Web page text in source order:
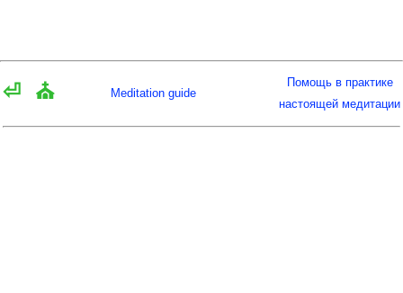
⏎ ⛪ Meditation guide
Помощь в практике
настоящей медитации